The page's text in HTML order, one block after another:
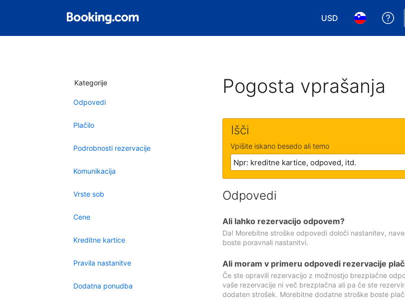
USD
Izbira valute. Vaša
Izbira
Kategorije
Odpovedi
Plačilo
Podrobnosti rezervacije
Komunikacija
Vrste sob
Cene
Kreditne kartice
Pravila nastanitve
Dodatna ponudba
Pogosta vprašanja
Išči
Vpišite iskano besedo ali temo
Odpovedi
Ali lahko rezervacijo odpovem?
Da! Morebitne stroške odpovedi določi nastanitev,
boste poravnali nastanitvi.
Ali moram v primeru odpovedi rezervacije
Če ste opravili rezervacijo z možnostjo brezplačne
vaše rezervacije ni več brezplačna ali pa če ste
dodaten strošek. Morebitne dodatne stroške boste